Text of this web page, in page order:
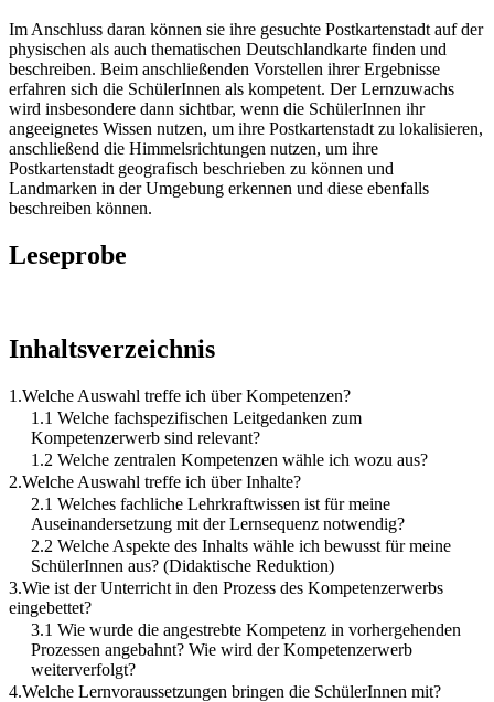
Im Anschluss daran können sie ihre gesuchte Postkartenstadt auf der
physischen als auch thematischen Deutschlandkarte finden und
beschreiben. Beim anschließenden Vorstellen ihrer Ergebnisse
erfahren sich die SchülerInnen als kompetent. Der Lernzuwachs
wird insbesondere dann sichtbar, wenn die SchülerInnen ihr
angeeignetes Wissen nutzen, um ihre Postkartenstadt zu lokalisieren,
anschließend die Himmelsrichtungen nutzen, um ihre
Postkartenstadt geografisch beschrieben zu können und
Landmarken in der Umgebung erkennen und diese ebenfalls
beschreiben können.
Leseprobe
Inhaltsverzeichnis
1.Welche Auswahl treffe ich über Kompetenzen?
1.1 Welche fachspezifischen Leitgedanken zum
Kompetenzerwerb sind relevant?
1.2 Welche zentralen Kompetenzen wähle ich wozu aus?
2.Welche Auswahl treffe ich über Inhalte?
2.1 Welches fachliche Lehrkraftwissen ist für meine
Auseinandersetzung mit der Lernsequenz notwendig?
2.2 Welche Aspekte des Inhalts wähle ich bewusst für meine
SchülerInnen aus? (Didaktische Reduktion)
3.Wie ist der Unterricht in den Prozess des Kompetenzerwerbs
eingebettet?
3.1 Wie wurde die angestrebte Kompetenz in vorhergehenden
Prozessen angebahnt? Wie wird der Kompetenzerwerb
weiterverfolgt?
4.Welche Lernvoraussetzungen bringen die SchülerInnen mit?